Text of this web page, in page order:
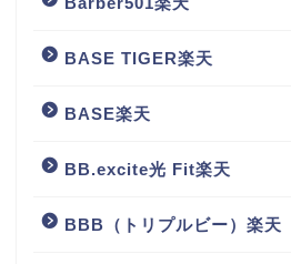
BASE TIGER楽天
BASE楽天
BB.excite光 Fit楽天
BBB（トリプルビー）楽天